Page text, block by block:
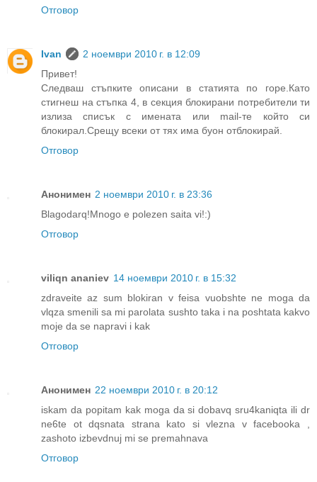
Отговор
Ivan
2 ноември 2010 г. в 12:09
Привет!
Следваш стъпките описани в статията по горе.Като
стигнеш на стъпка 4, в секция блокирани потребители ти
излиза списък с имената или mail-те който си
блокирал.Срещу всеки от тях има буон отблокирай.
Отговор
Анонимен 2 ноември 2010 г. в 23:36
Blagodarq!Mnogo e polezen saita vi!:)
Отговор
viliqn ananiev 14 ноември 2010 г. в 15:32
zdraveite az sum blokiran v feisa vuobshte ne moga da
vlqza smenili sa mi parolata sushto taka i na poshtata kakvo
moje da se napravi i kak
Отговор
Анонимен 22 ноември 2010 г. в 20:12
iskam da popitam kak moga da si dobavq sru4kaniqta ili dr
ne6te ot dqsnata strana kato si vlezna v facebooka ,
zashoto izbevdnuj mi se premahnava
Отговор